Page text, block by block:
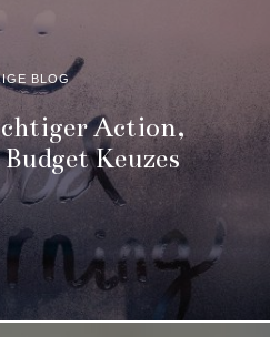
BLOG
Action,
Keuzes